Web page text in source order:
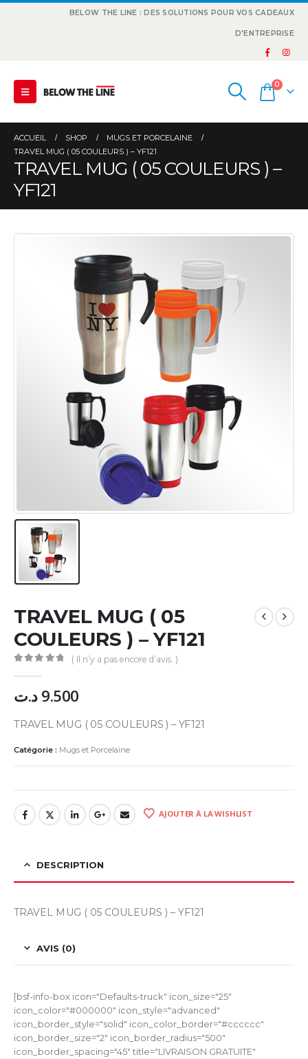
BELOW THE LINE : DES SOLUTIONS POUR VOS CADEAUX
D'ENTREPRISE
0
ACCUEIL SHOP
MUGS ET PORCELAINE
TRAVEL MUG ( 05 COULEURS ) – YF121
TRAVEL MUG ( 05 COULEURS ) –
YF121
TRAVEL MUG ( 05
COULEURS ) – YF121
( Il n’y a pas encore d’avis. )
9.500 د.ت
TRAVEL MUG ( 05 COULEURS ) – YF121
Catégorie : Mugs et Porcelaine
AJOUTER À LA WISHLIST
DESCRIPTION
TRAVEL MUG ( 05 COULEURS ) – YF121
AVIS (0)
[bsf-info-box icon="Defaults-truck" icon_size="25"
icon_color="#000000" icon_style="advanced"
icon_border_style="solid" icon_color_border="#cccccc"
icon_border_size="2" icon_border_radius="500"
icon_border_spacing="45" title="LIVRAISON GRATUITE"